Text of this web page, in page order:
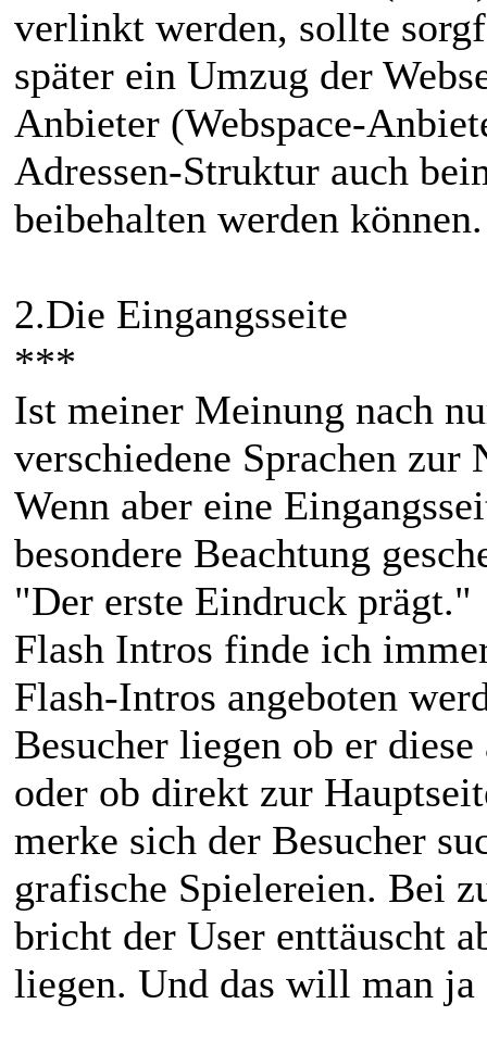
verlinkt werden, sollte
später ein Umzug der
Anbieter (Webspace-
Adressen-Struktur auch
beibehalten werden können.
2.Die Eingangsseite
***
Ist meiner Meinung nach
verschiedene Sprachen zur
Wenn aber eine
besondere Beachtung
"Der erste Eindruck prägt."
Flash Intros finde ich
Flash-Intros angeboten
Besucher liegen ob er
oder ob direkt zur
merke sich der Besucher
grafische Spielereien. Bei
bricht der User enttäuscht
liegen. Und das will man